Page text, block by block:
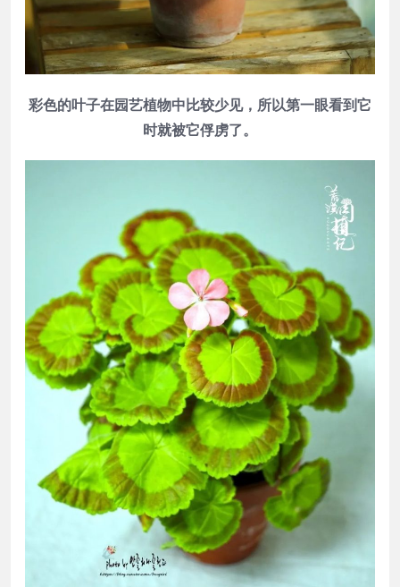
彩色的叶子在园艺植物中比较少见，所以第一眼看到它
时就被它俘虏了。